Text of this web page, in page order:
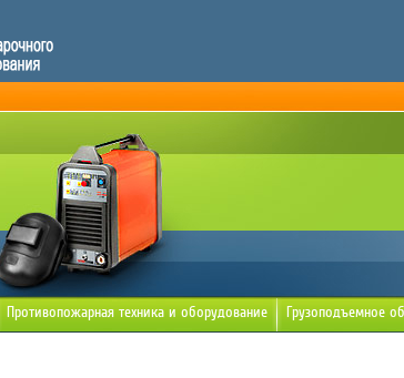
Противопожарная техника и оборудование Грузоподъемное